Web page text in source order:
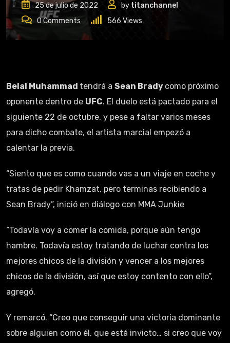
25 de julio de 2022 by titanchannel
0Comments 566 Views
Belal Muhammad tendrá a Sean Brady como próximo
oponente dentro de UFC. El duelo está pactado para el
siguiente 22 de octubre, y pese a faltar varios meses
para dicho combate, el artista marcial empezó a
calentar la previa.
“Siento que es como cuando vas a un viaje en coche y
tratas de pedir Khamzat, pero terminas recibiendo a
Sean Brady”, inició en diálogo con MMA Junkie
“Todavía voy a comer la comida, porque aún tengo
hambre. Todavía estoy tratando de luchar contra los
mejores chicos de la división y vencer a los mejores
chicos de la división, así que estoy contento con ello”,
agregó.
Y remarcó. “Creo que conseguir una victoria dominante
sobre alguien como él, que está invicto… si creo que voy